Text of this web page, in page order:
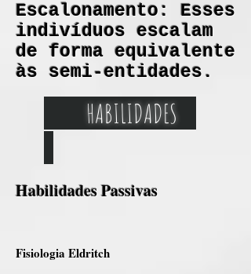
Escalonamento: Esses
indivíduos escalam
de forma equivalente
às semi-entidades.
HABILIDADES
Habilidades Passivas
Fisiologia Eldritch